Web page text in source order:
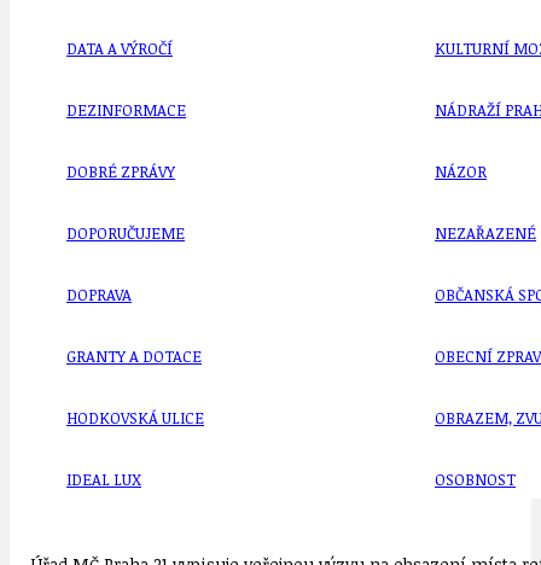
DATA A VÝROČÍ
DEZINFORMACE
DOBRÉ ZPRÁVY
DOPORUČUJEME
DOPRAVA
GRANTY A DOTACE
HODKOVSKÁ ULICE
IDEAL LUX
KULTURNÍ
NÁDRAŽÍ
NÁZOR
NEZAŘAZENÉ
OBČANSKÁ
OBECNÍ
OBRAZEM,
OSOBNOST